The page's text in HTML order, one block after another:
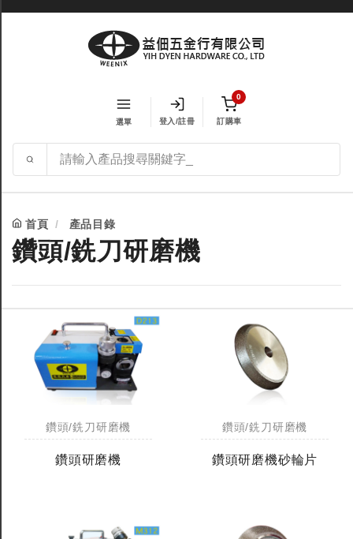
選單 登入/註冊
0
訂購車
首頁 產品目錄
鑽頭/銑刀研磨機
鑽頭/銑刀研磨機
鑽頭研磨機
鑽頭/銑刀研磨機
鑽頭研磨機砂輪片